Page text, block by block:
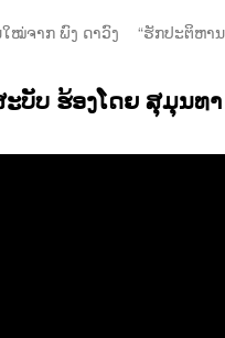
ໝ່ຈາກ ພົງ ດາວົງ “ຮັກປະຕິຫາ
ະບັບ ຮ້ອງໂດຍ ສຸມຸນທ